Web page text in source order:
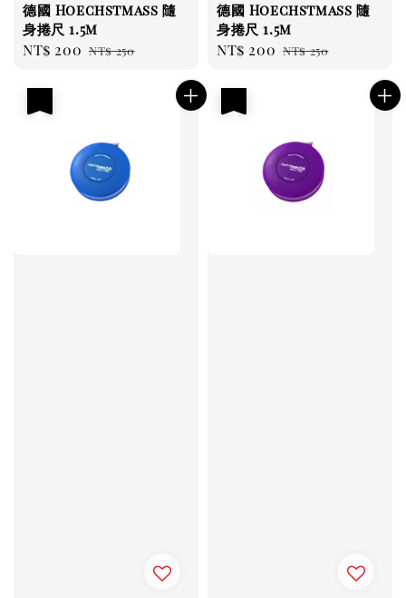
德國 Hoechstmass 隨
身捲尺 1.5m
Sale
NT$ 200 Regular
NT$ 250
德國 Hoechstmass 隨
身捲尺 1.5m
Sale
NT$ 200 Regular
NT$ 250